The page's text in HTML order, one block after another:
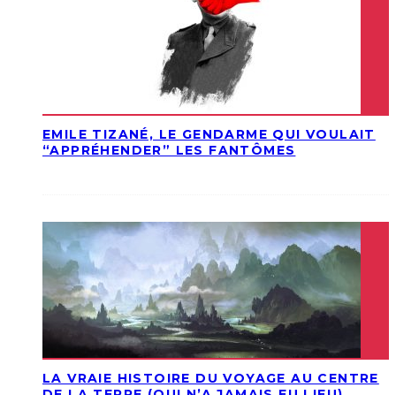
EMILE TIZANÉ, LE GENDARME QUI VOULAIT
“APPRÉHENDER” LES FANTÔMES
LA VRAIE HISTOIRE DU VOYAGE AU CENTRE